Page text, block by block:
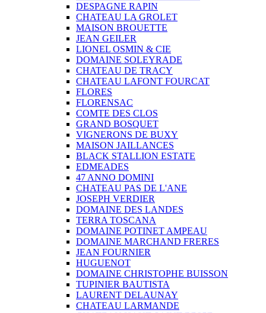
DESPAGNE RAPIN
CHATEAU LA GROLET
MAISON BROUETTE
JEAN GEILER
LIONEL OSMIN & CIE
DOMAINE SOLEYRADE
CHATEAU DE TRACY
CHATEAU LAFONT FOURCAT
FLORES
FLORENSAC
COMTE DES CLOS
GRAND BOSQUET
VIGNERONS DE BUXY
MAISON JAILLANCES
BLACK STALLION ESTATE
EDMEADES
47 ANNO DOMINI
CHATEAU PAS DE L'ANE
JOSEPH VERDIER
DOMAINE DES LANDES
TERRA TOSCANA
DOMAINE POTINET AMPEAU
DOMAINE MARCHAND FRERES
JEAN FOURNIER
HUGUENOT
DOMAINE CHRISTOPHE BUISSON
TUPINIER BAUTISTA
LAURENT DELAUNAY
CHATEAU LARMANDE